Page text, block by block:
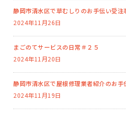
静岡市清水区で草むしりのお手伝い受注
2024年11月26日
まごのてサービスの日常＃２５
2024年11月20日
静岡市清水区で屋根修理業者紹介のお手
2024年11月19日